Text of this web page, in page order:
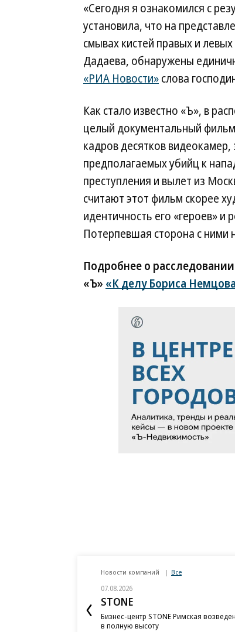
«Сегодня я ознакомился с
установила, что на
смывах кистей правых и
Дадаева, обнаружены
«РИА Новости»слова
Как стало известно «Ъ», в
целый документальный
кадров десятков
предполагаемых убийц к
преступления и вылет из
считают этот фильм скорее
идентичность его «героев»
Потерпевшая сторона с ними
Подробнее о
«Ъ» «К делу Бориса
Новости компаний Все
07.08.2026
STONE
Бизнес-центр STONE Римская возведен
в полную высоту